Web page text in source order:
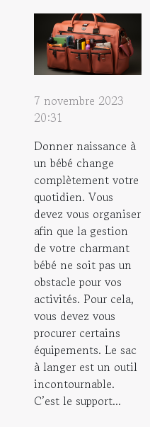
7 novembre 2023
20:31
Donner naissance à
un bébé change
complètement votre
quotidien. Vous
devez vous organiser
afin que la gestion
de votre charmant
bébé ne soit pas un
obstacle pour vos
activités. Pour cela,
vous devez vous
procurer certains
équipements. Le sac
à langer est un outil
incontournable.
C’est le support...